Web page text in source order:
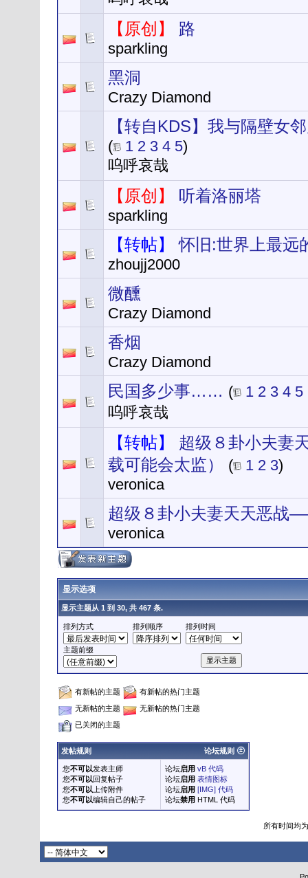
【原创】 路
sparkling
黑洞
Crazy Diamond
【转自KDS】我与隔壁女
( 1 2 3 4 5)
呜呼哀哉
【原创】 听着洛丽塔
sparkling
【转帖】 怀旧:世界上最远
zhoujj2000
微醺
Crazy Diamond
香烟
Crazy Diamond
民国多少事…… ( 1 2 3 4 5
呜呼哀哉
【转帖】
超级８卦小夫妻
载可能会太监）
( 1 2 3)
veronica
超级８卦小夫妻天天恶战
veronica
显示选项
显示主题从 1 到 30, 共 467 条.
排列方式 排列顺序 排列时间
主题前缀
有新帖的主题
有新帖的热门主题
无新帖的主题
无新帖的热门主题
已关闭的主题
论坛规则
发帖规则
您不可以发表主师
您不可以回复帖子
您不可以 上传附件
您不可以编辑自己的帖子
论坛启用 vB 代码
论坛启用 表情图标
论坛启用 [IMG] 代码
论坛禁用 HTML 代码
所有时间均为